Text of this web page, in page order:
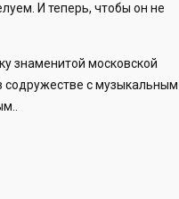
И теперь, чтобы он не
знаменитой московской
содружестве с музыкальным